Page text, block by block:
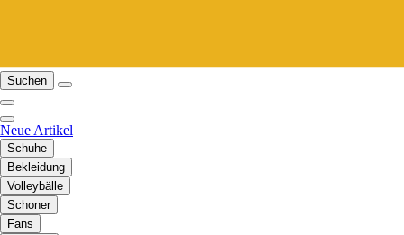
Suchen
Neue Artikel
Schuhe
Bekleidung
Volleybälle
Schoner
Fans